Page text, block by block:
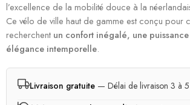
l’excellence de la mobilité douce à la
Ce vélo de ville haut de gamme est conçu pour
recherchent un confort inégalé, une
élégance intemporelle.
Livraison gratuite — Délai de livraison 3 à